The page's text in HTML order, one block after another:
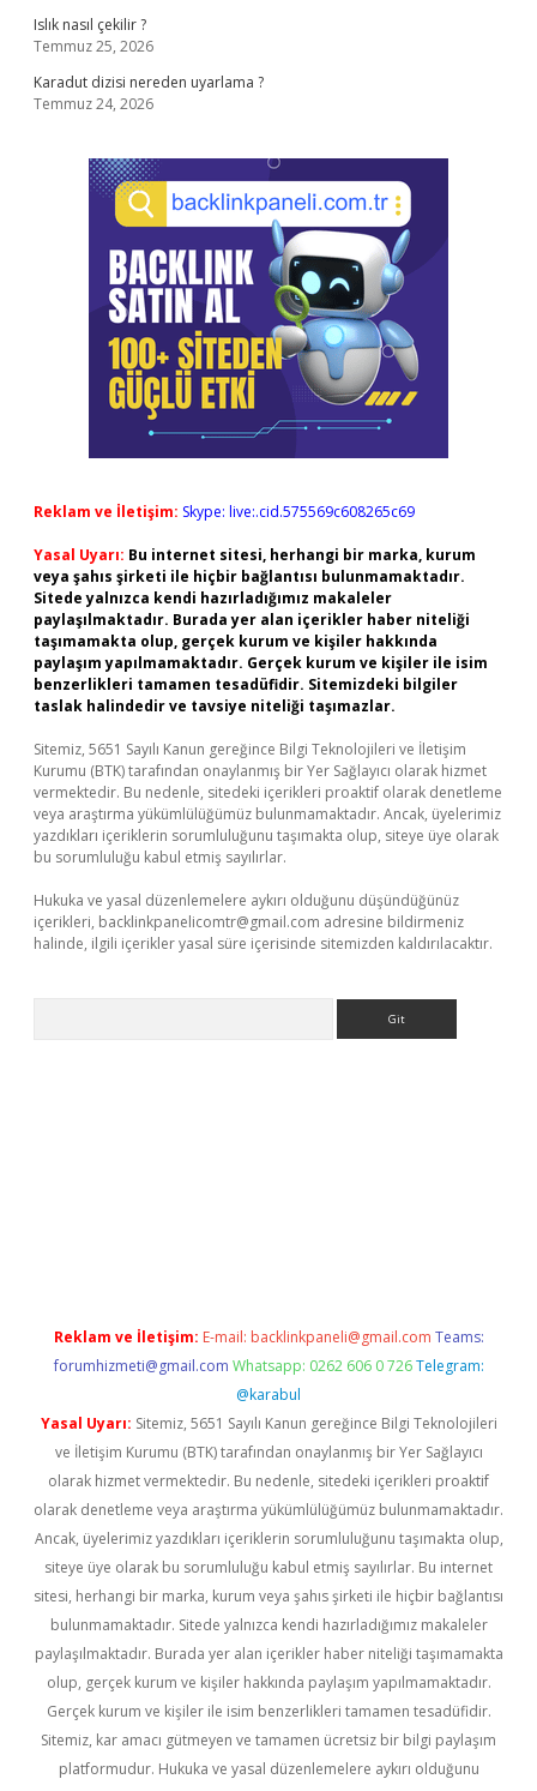
Islık nasıl çekilir ?
Temmuz 25, 2026
Karadut dizisi nereden uyarlama ?
Temmuz 24, 2026
Reklam ve İletişim: Skype: live:.cid.575569c608265c69
Yasal Uyarı: Bu internet sitesi, herhangi bir marka, kurum
veya şahıs şirketi ile hiçbir bağlantısı bulunmamaktadır.
Sitede yalnızca kendi hazırladığımız makaleler
paylaşılmaktadır. Burada yer alan içerikler haber niteliği
taşımamakta olup, gerçek kurum ve kişiler hakkında
paylaşım yapılmamaktadır. Gerçek kurum ve kişiler ile isim
benzerlikleri tamamen tesadüfidir. Sitemizdeki bilgiler
taslak halindedir ve tavsiye niteliği taşımazlar.
Sitemiz, 5651 Sayılı Kanun gereğince Bilgi Teknolojileri ve İletişim
Kurumu (BTK) tarafından onaylanmış bir Yer Sağlayıcı olarak hizmet
vermektedir. Bu nedenle, sitedeki içerikleri proaktif olarak denetleme
veya araştırma yükümlülüğümüz bulunmamaktadır. Ancak, üyelerimiz
yazdıkları içeriklerin sorumluluğunu taşımakta olup, siteye üye olarak
bu sorumluluğu kabul etmiş sayılırlar.
Hukuka ve yasal düzenlemelere aykırı olduğunu düşündüğünüz
içerikleri, backlinkpanelicomtr@gmail.com adresine bildirmeniz
halinde, ilgili içerikler yasal süre içerisinde sitemizden kaldırılacaktır.
Reklam ve İletişim: E-mail: backlinkpaneli@gmail.com Teams:
forumhizmeti@gmail.com Whatsapp: 0262 606 0 726 Telegram:
@karabul
Yasal Uyarı: Sitemiz, 5651 Sayılı Kanun gereğince Bilgi Teknolojileri
ve İletişim Kurumu (BTK) tarafından onaylanmış bir Yer Sağlayıcı
olarak hizmet vermektedir. Bu nedenle, sitedeki içerikleri proaktif
olarak denetleme veya araştırma yükümlülüğümüz bulunmamaktadır.
Ancak, üyelerimiz yazdıkları içeriklerin sorumluluğunu taşımakta olup,
siteye üye olarak bu sorumluluğu kabul etmiş sayılırlar. Bu internet
sitesi, herhangi bir marka, kurum veya şahıs şirketi ile hiçbir bağlantısı
bulunmamaktadır. Sitede yalnızca kendi hazırladığımız makaleler
paylaşılmaktadır. Burada yer alan içerikler haber niteliği taşımamakta
olup, gerçek kurum ve kişiler hakkında paylaşım yapılmamaktadır.
Gerçek kurum ve kişiler ile isim benzerlikleri tamamen tesadüfidir.
Sitemiz, kar amacı gütmeyen ve tamamen ücretsiz bir bilgi paylaşım
platformudur. Hukuka ve yasal düzenlemelere aykırı olduğunu